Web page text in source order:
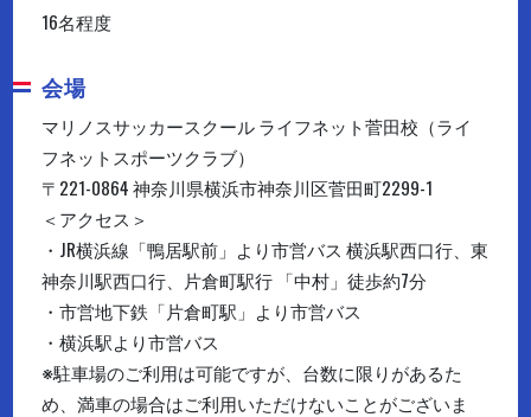
16名程度
会場
マリノスサッカースクール ライフネット菅田校（ライ
フネットスポーツクラブ）
〒221-0864 神奈川県横浜市神奈川区菅田町2299-1
＜アクセス＞
・JR横浜線「鴨居駅前」より市営バス 横浜駅西口行、東
神奈川駅西口行、片倉町駅行 「中村」徒歩約7分
・市営地下鉄「片倉町駅」より市営バス
・横浜駅より市営バス
※駐車場のご利用は可能ですが、台数に限りがあるた
め、満車の場合はご利用いただけないことがございま